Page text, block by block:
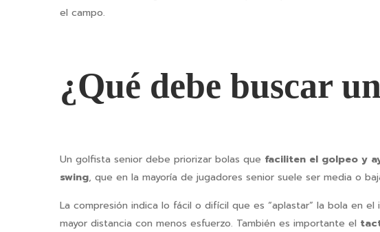
el campo.
¿Qué debe buscar
Un golfista senior debe priorizar bolas que faciliten el golpeo y
swing, que en la mayoría de jugadores senior suele ser media o
La compresión indica lo fácil o difícil que es “aplastar” la bola en el
mayor distancia con menos esfuerzo. También es importante el